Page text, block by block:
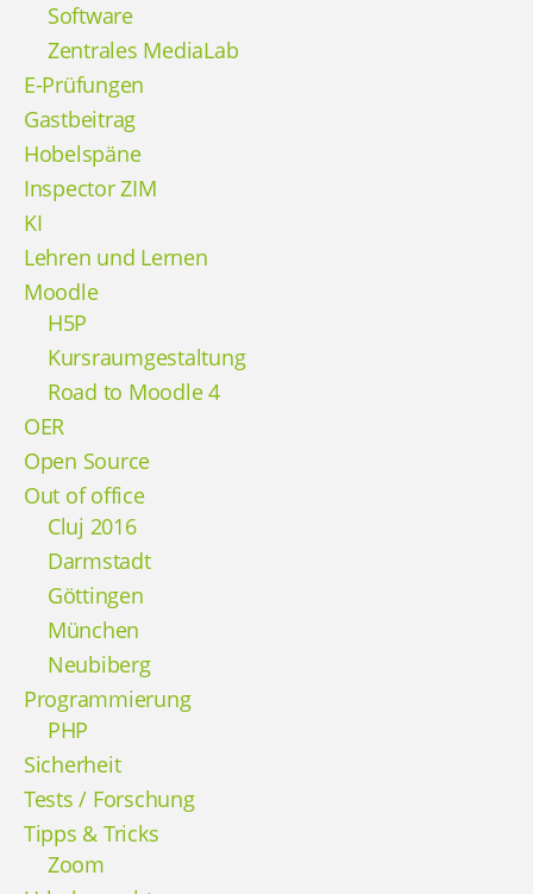
Software
Zentrales MediaLab
E-Prüfungen
Gastbeitrag
Hobelspäne
Inspector ZIM
KI
Lehren und Lernen
Moodle
H5P
Kursraumgestaltung
Road to Moodle 4
OER
Open Source
Out of office
Cluj 2016
Darmstadt
Göttingen
München
Neubiberg
Programmierung
PHP
Sicherheit
Tests / Forschung
Tipps & Tricks
Zoom